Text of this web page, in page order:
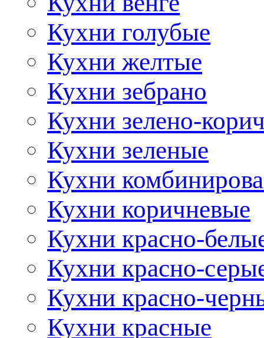
Кухни голубые
Кухни желтые
Кухни зебрано
Кухни зелено-
Кухни зеленые
Кухни
Кухни коричневые
Кухни красно-
Кухни красно-
Кухни красно-
Кухни красные